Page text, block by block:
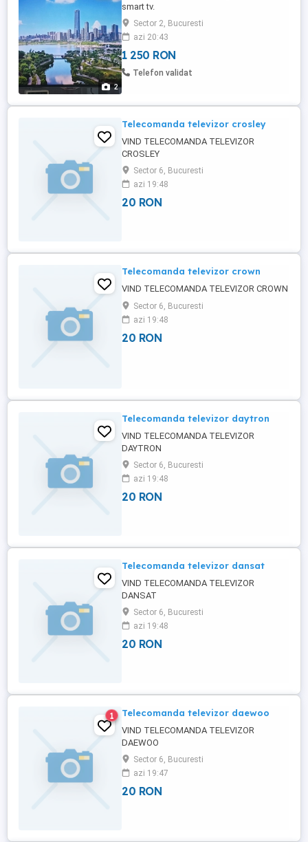
2
smart tv.
Sector 2, Bucuresti
azi 20:43
1 250 RON
Telefon validat
Telecomanda televizor crosley
VIND TELECOMANDA TELEVIZOR
CROSLEY
Sector 6, Bucuresti
azi 19:48
20 RON
Telecomanda televizor crown
VIND TELECOMANDA TELEVIZOR CROWN
Sector 6, Bucuresti
azi 19:48
20 RON
Telecomanda televizor daytron
VIND TELECOMANDA TELEVIZOR
DAYTRON
Sector 6, Bucuresti
azi 19:48
20 RON
Telecomanda televizor dansat
VIND TELECOMANDA TELEVIZOR
DANSAT
Sector 6, Bucuresti
azi 19:48
20 RON
1 Telecomanda televizor daewoo
VIND TELECOMANDA TELEVIZOR
DAEWOO
Sector 6, Bucuresti
azi 19:47
20 RON